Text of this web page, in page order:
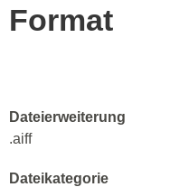
Format
Dateierweiterung
.aiff
Dateikategorie